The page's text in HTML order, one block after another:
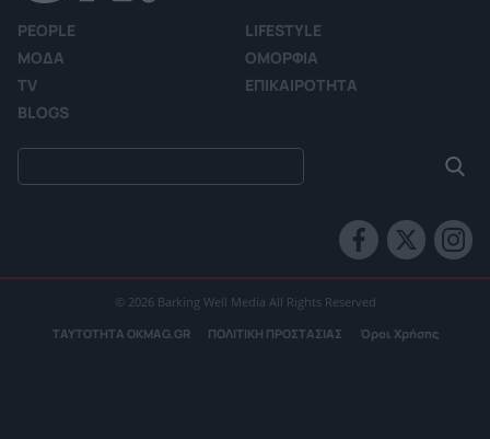
PEOPLE
LIFESTYLE
ΜΟΔΑ
ΟΜΟΡΦΙΑ
TV
ΕΠΙΚΑΙΡΟΤΗΤΑ
BLOGS
© 2026 Barking Well Media All Rights Reserved
ΤΑΥΤΟΤΗΤΑ OKMAG.GR ΠΟΛΙΤΙΚΗ ΠΡΟΣΤΑΣΙΑΣ Όροι Χρήσης